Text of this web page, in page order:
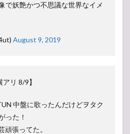
で妖艶かつ不思議な世界なイメ
August 9, 2019
アリ 8/9】
中盤に歌ったんだけどヲタク
った！
頑張ってた。